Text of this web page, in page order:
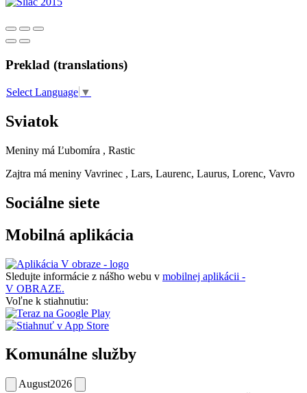
Preklad (translations)
Select Language ▼
Sviatok
Meniny má Ľubomíra , Rastic
Zajtra má meniny Vavrinec , Lars, Laurenc, Laurus, Lorenc, Vavro
Sociálne siete
Mobilná aplikácia
Sledujte informácie z nášho webu v mobilnej aplikácii -
V OBRAZE.
Voľne k stiahnutiu:
Komunálne služby
August2026